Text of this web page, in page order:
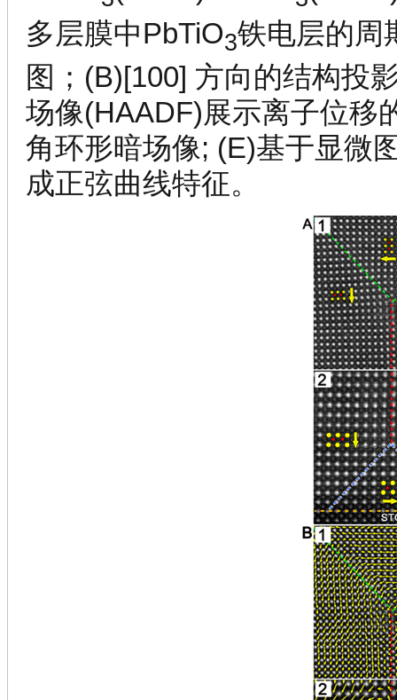
多层膜中PbTiO3铁电层的周
图；(B)[100] 方向的结构投
场像(HAADF)展示离子位移
角环形暗场像; (E)基于显微
成正弦曲线特征。